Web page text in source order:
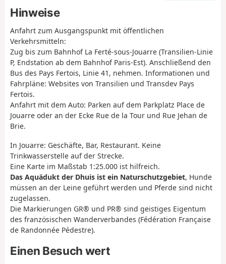
Hinweise
Anfahrt zum Ausgangspunkt mit öffentlichen
Verkehrsmitteln:
Zug bis zum Bahnhof La Ferté-sous-Jouarre (Transilien-Linie
P, Endstation ab dem Bahnhof Paris-Est). Anschließend den
Bus des Pays Fertois, Linie 41, nehmen. Informationen und
Fahrpläne: Websites von Transilien und Transdev Pays
Fertois.
Anfahrt mit dem Auto: Parken auf dem Parkplatz Place de
Jouarre oder an der Ecke Rue de la Tour und Rue Jehan de
Brie.
In Jouarre: Geschäfte, Bar, Restaurant. Keine
Trinkwasserstelle auf der Strecke.
Eine Karte im Maßstab 1:25.000 ist hilfreich.
Das Aquädukt der Dhuis ist ein Naturschutzgebiet, Hunde
müssen an der Leine geführt werden und Pferde sind nicht
zugelassen.
Die Markierungen GR® und PR® sind geistiges Eigentum
des französischen Wanderverbandes (Fédération Française
de Randonnée Pédestre).
Einen Besuch wert